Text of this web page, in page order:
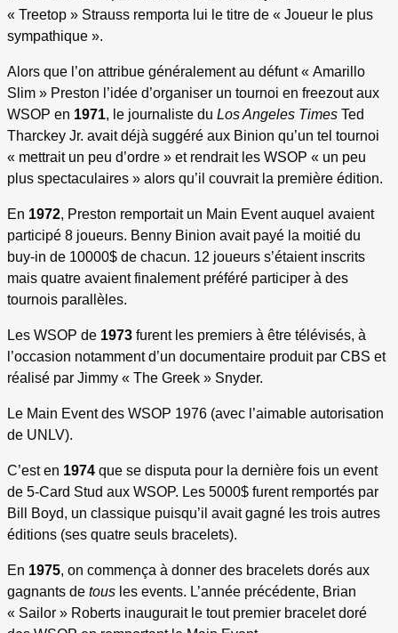
« Treetop » Strauss remporta lui le titre de « Joueur le plus
sympathique ».
Alors que l’on attribue généralement au défunt « Amarillo
Slim » Preston l’idée d’organiser un tournoi en freezout aux
WSOP en 1971, le journaliste du Los Angeles Times Ted
Tharckey Jr. avait déjà suggéré aux Binion qu’un tel tournoi
« mettrait un peu d’ordre » et rendrait les WSOP « un peu
plus spectaculaires » alors qu’il couvrait la première édition.
En 1972, Preston remportait un Main Event auquel avaient
participé 8 joueurs. Benny Binion avait payé la moitié du
buy-in de 10000$ de chacun. 12 joueurs s’étaient inscrits
mais quatre avaient finalement préféré participer à des
tournois parallèles.
Les WSOP de 1973 furent les premiers à être télévisés, à
l’occasion notamment d’un documentaire produit par CBS et
réalisé par Jimmy « The Greek » Snyder.
Le Main Event des WSOP 1976 (avec l’aimable autorisation
de UNLV).
C’est en 1974 que se disputa pour la dernière fois un event
de 5-Card Stud aux WSOP. Les 5000$ furent remportés par
Bill Boyd, un classique puisqu’il avait gagné les trois autres
éditions (ses quatre seuls bracelets).
En 1975, on commença à donner des bracelets dorés aux
gagnants de tous les events. L’année précédente, Brian
« Sailor » Roberts inaugurait le tout premier bracelet doré